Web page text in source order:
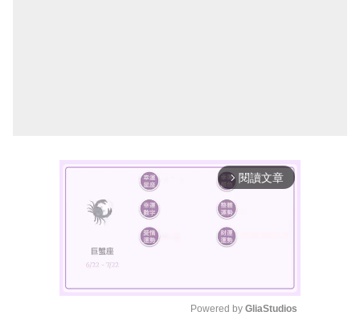
arrow_forward_ios 閱讀文章
Powered by GliaStudios